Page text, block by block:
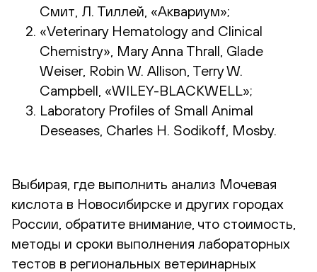
Смит, Л. Тиллей, «Аквариум»;
«Veterinary Hematology and Clinical
Chemistry», Mary Anna Thrall, Glade
Weiser, Robin W. Allison, Terry W.
Campbell, «WILEY-BLACKWELL»;
Laboratory Profiles of Small Animal
Deseases, Charles H. Sodikoff, Mosby.
Выбирая, где выполнить анализ Мочевая
кислота в Новосибирске и других городах
России, обратите внимание, что стоимость,
методы и сроки выполнения лабораторных
тестов в региональных ветеринарных